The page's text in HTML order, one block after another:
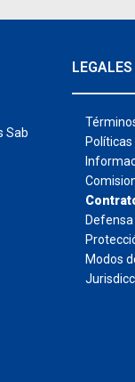
Sab
LEGALES
Modos